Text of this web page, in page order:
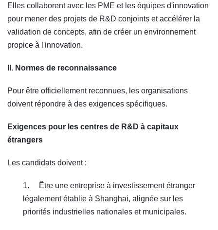
Elles collaborent avec les PME et les équipes d'innovation
pour mener des projets de R&D conjoints et accélérer la
validation de concepts, afin de créer un environnement
propice à l'innovation.
II. Normes de reconnaissance
Pour être officiellement reconnues, les organisations
doivent répondre à des exigences spécifiques.
Exigences pour les centres de R&D à capitaux
étrangers
Les candidats doivent :
1. Être une entreprise à investissement étranger
légalement établie à Shanghai, alignée sur les
priorités industrielles nationales et municipales.